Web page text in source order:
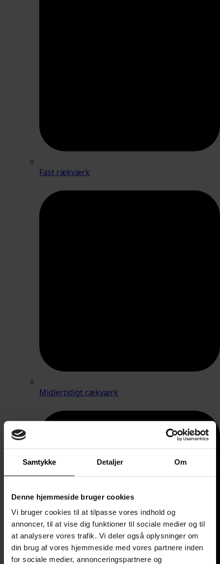
Samtykke Detaljer Om
Denne hjemmeside bruger cookies
Vi bruger cookies til at tilpasse vores indhold og
annoncer, til at vise dig funktioner til sociale medier og til
at analysere vores trafik. Vi deler også oplysninger om
din brug af vores hjemmeside med vores partnere inden
for sociale medier, annonceringspartnere og
Fast rækværk
Midlertidigt rækværk